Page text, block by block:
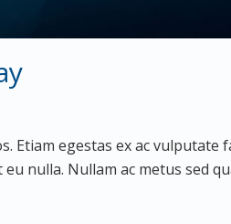
Etiam egestas ex ac vulputate
nulla. Nullam ac metus sed